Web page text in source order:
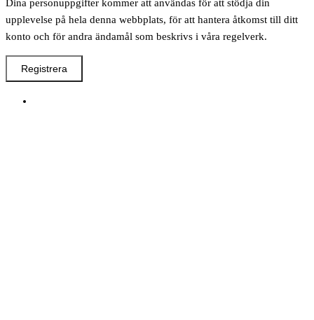
Dina personuppgifter kommer att användas för att stödja din
upplevelse på hela denna webbplats, för att hantera åtkomst till ditt
konto och för andra ändamål som beskrivs i våra regelverk.
Registrera